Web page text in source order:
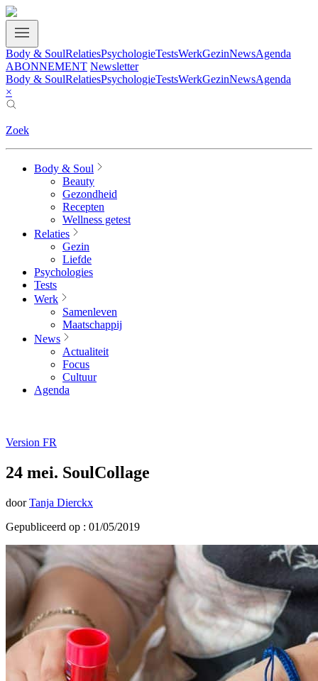
Body & SoulRelatiesPsychologieTestsWerkGezinNewsAgenda
ABONNEMENT Newsletter
Body & SoulRelatiesPsychologieTestsWerkGezinNewsAgenda
×
Zoek
Body & Soul
Beauty
Gezondheid
Recepten
Wellness getest
Relaties
Gezin
Liefde
Psychologies
Tests
Werk
Samenleven
Maatschappij
News
Actualiteit
Focus
Cultuur
Agenda
Version FR
24 mei. SoulCollage
door Tanja Dierckx
Gepubliceerd op : 01/05/2019